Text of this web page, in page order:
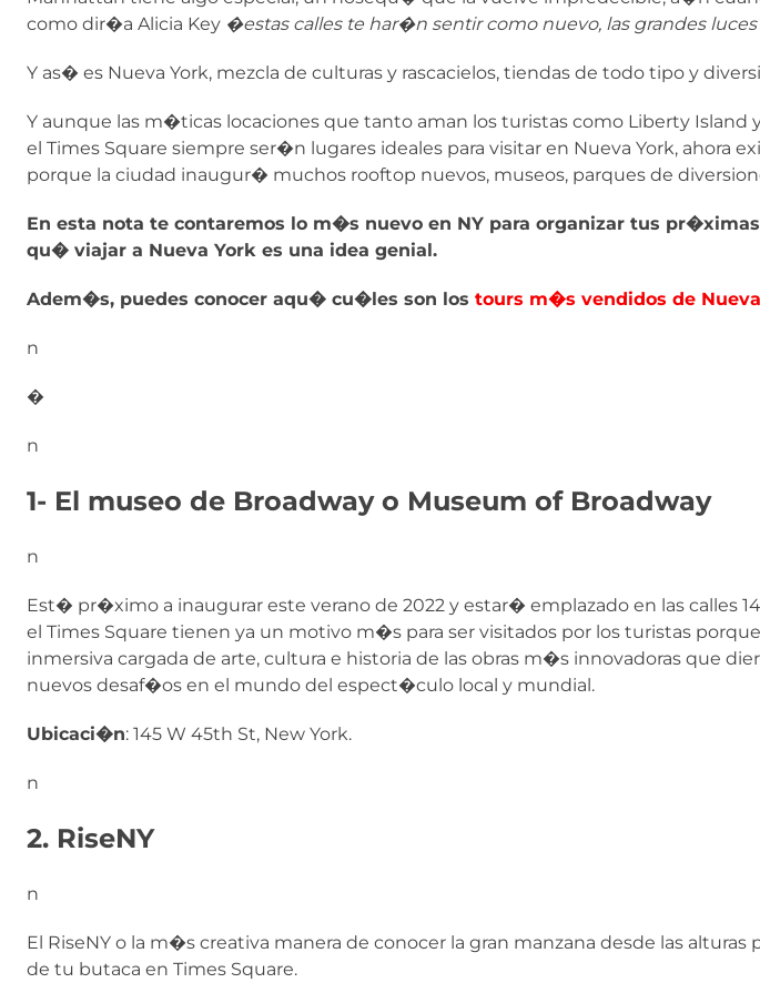
como dir�a Alicia Key �estas calles te har�n sentir como nuevo, las grandes
Y as� es Nueva York, mezcla de culturas y rascacielos, tiendas de todo tipo y
Y aunque las m�ticas locaciones que tanto aman los turistas como Liberty Island
el Times Square siempre ser�n lugares ideales para visitar en Nueva York, ahora
porque la ciudad inaugur� muchos rooftop nuevos, museos, parques de
En esta nota te contaremos lo m�s nuevo en NY para organizar tus
qu� viajar a Nueva York es una idea genial.
Adem�s, puedes conocer aqu� cu�les son los tours m�s vendidos de
n
�
n
1- El museo de Broadway o Museum of Broadway
n
Est� pr�ximo a inaugurar este verano de 2022 y estar� emplazado en las calles
el Times Square tienen ya un motivo m�s para ser visitados por los turistas
inmersiva cargada de arte, cultura e historia de las obras m�s innovadoras que
nuevos desaf�os en el mundo del espect�culo local y mundial.
Ubicaci�n: 145 W 45th St, New York.
n
2. RiseNY
n
El RiseNY o la m�s creativa manera de conocer la gran manzana desde las
de tu butaca en Times Square.